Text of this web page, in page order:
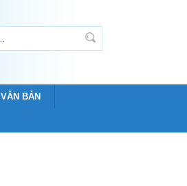
VĂN BẢN